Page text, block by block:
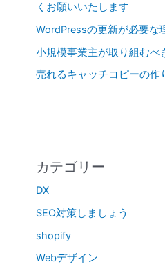
くお願いいたします
WordPressの更新が必要な
小規模事業主が取り組むべ
売れるキャッチコピーの作
カテゴリー
DX
SEO対策しましょう
shopify
Webデザイン